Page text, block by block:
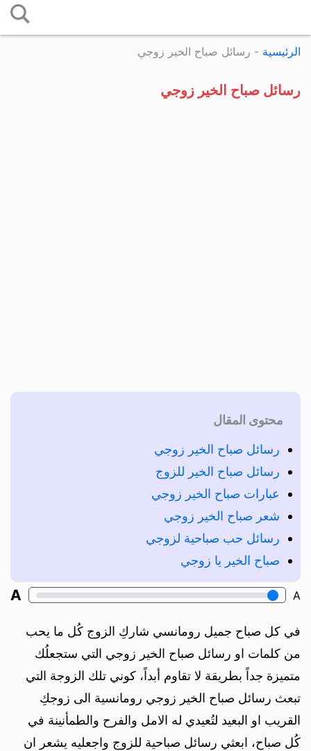
إلى
المحتوى
الرئيسية - رسائل صباح الخير زوجي
رسائل صباح الخير زوجي
محتوى المقال
رسائل صباح الخير زوجي
رسائل صباح الخير للزوج
عبارات صباح الخير زوجي
شعر صباح الخير زوجي
رسائل حب صباحية لزوجي
صباح الخير يا زوجي
A
A
في كل صباح جميل رومانسي شاركِ الزوج كُل ما يحب
من كلمات او رسائل صباح الخير زوجي التي ستجعلُك
متميزة جداً بطريقة لا تقاوم أبداً، كوني تلك الزوجة التي
تبعث رسائل صباح الخير زوجي رومانسية الى زوجكِ
القريب او البعيد لتُعيدي له الامل والفرح والطمأنينة في
كُل صباح، ابعثي رسائل صباحية للزوج واجعليه يشعر ان